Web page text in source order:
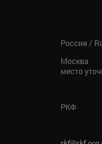
Россия /
Москва
место
РКФ